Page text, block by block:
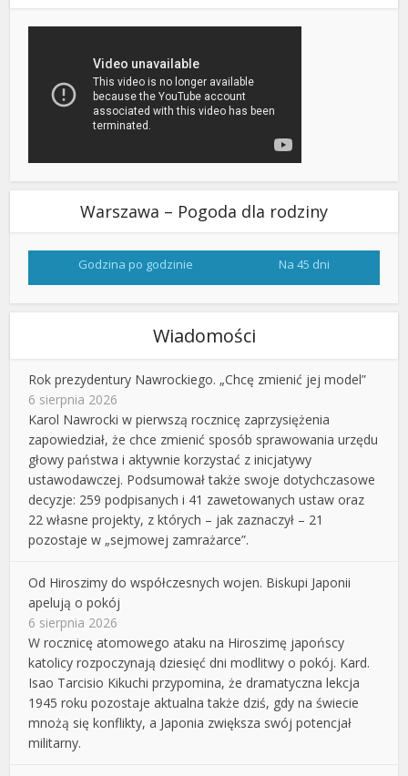
Warszawa – Pogoda dla rodziny
Godzina po godzinie Na 45 dni
Wiadomości
Rok prezydentury Nawrockiego. „Chcę zmienić jej model”
6 sierpnia 2026
Karol Nawrocki w pierwszą rocznicę zaprzysiężenia
zapowiedział, że chce zmienić sposób sprawowania urzędu
głowy państwa i aktywnie korzystać z inicjatywy
ustawodawczej. Podsumował także swoje dotychczasowe
decyzje: 259 podpisanych i 41 zawetowanych ustaw oraz
22 własne projekty, z których – jak zaznaczył – 21
pozostaje w „sejmowej zamrażarce”.
Od Hiroszimy do współczesnych wojen. Biskupi Japonii
apelują o pokój
6 sierpnia 2026
W rocznicę atomowego ataku na Hiroszimę japońscy
katolicy rozpoczynają dziesięć dni modlitwy o pokój. Kard.
Isao Tarcisio Kikuchi przypomina, że dramatyczna lekcja
1945 roku pozostaje aktualna także dziś, gdy na świecie
mnożą się konflikty, a Japonia zwiększa swój potencjał
militarny.